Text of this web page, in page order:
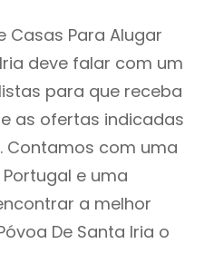
Casas Para Alugar
deve falar com um
para que receba
as ofertas indicadas
Contamos com uma
e uma
a melhor
De Santa Iria o